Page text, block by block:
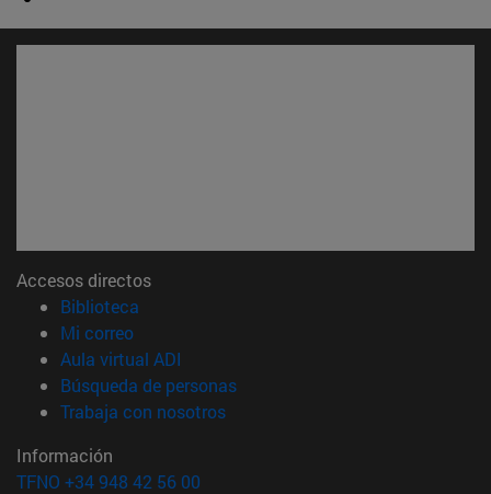
Accesos directos
Biblioteca
Mi correo(abre en nueva ventana)
Aula virtual ADI
Búsqueda de personas(abre en nueva ventana)
Trabaja con nosotros(abre en nueva ventana)
Información
TFNO +34 948 42 56 00